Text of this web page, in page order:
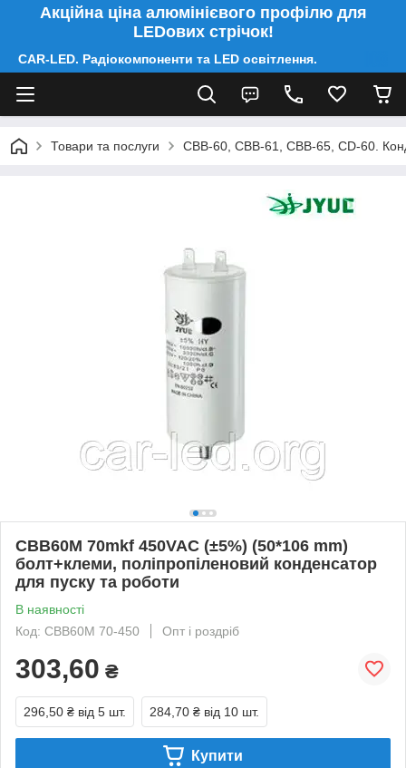
Акційна ціна алюмінієвого профілю для
LEDових стрічок!
CAR-LED. Радіокомпоненти та LED освітлення.
Товари та послуги CBB-60, CBB-61, CBB-65, CD-60.
CBB60M 70mkf 450VAC (±5%) (50*106 mm)
болт+клеми, поліпропіленовий конденсатор
для пуску та роботи
В наявності
Код: CBB60M 70-450
Опт і роздріб
303,60 ₴
296,50 ₴ від 5 шт. 284,70 ₴ від 10 шт.
Купити